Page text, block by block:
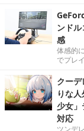
ンド
感
体感的
でプレ
クー
りな
少女
対応